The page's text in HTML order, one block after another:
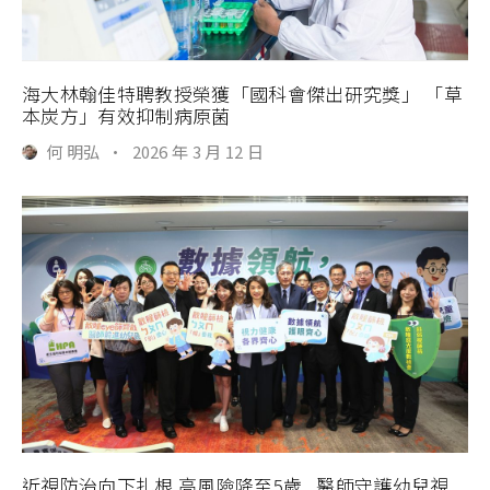
海大林翰佳特聘教授榮獲「國科會傑出研究獎」 「草
本炭方」有效抑制病原菌
何 明弘 · 2026 年 3 月 12 日